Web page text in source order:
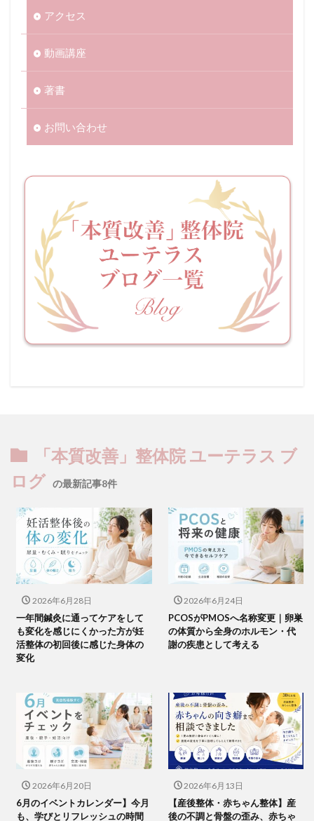
アクセス
動画講座
著書
お問い合わせ
「本質改善」整体院 ユーテラス ブ
ログ の最新記事8件
2026年6月28日
一年間鍼灸に通ってケアをして
も変化を感じにくかった方が妊
活整体の初回後に感じた身体の
変化
2026年6月24日
PCOSがPMOSへ名称変更｜卵巣
の体質から全身のホルモン・代
謝の疾患として考える
2026年6月20日
6月のイベントカレンダー】今月
も、学びとリフレッシュの時間
2026年6月13日
【産後整体・赤ちゃん整体】産
後の不調と骨盤の歪み、赤ちゃ